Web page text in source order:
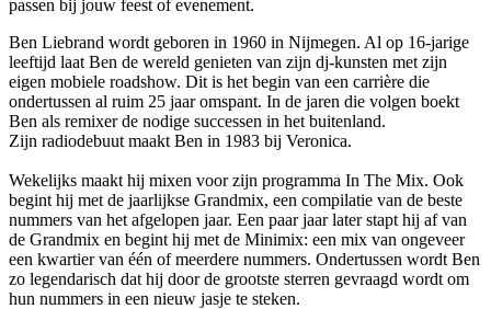
passen bij jouw feest of evenement.
Ben Liebrand wordt geboren in 1960 in Nijmegen. Al op 16-jarige
leeftijd laat Ben de wereld genieten van zijn dj-kunsten met zijn
eigen mobiele roadshow. Dit is het begin van een carrière die
ondertussen al ruim 25 jaar omspant. In de jaren die volgen boekt
Ben als remixer de nodige successen in het buitenland.
Zijn radiodebuut maakt Ben in 1983 bij Veronica.
Wekelijks maakt hij mixen voor zijn programma In The Mix. Ook
begint hij met de jaarlijkse Grandmix, een compilatie van de beste
nummers van het afgelopen jaar. Een paar jaar later stapt hij af van
de Grandmix en begint hij met de Minimix: een mix van ongeveer
een kwartier van één of meerdere nummers. Ondertussen wordt Ben
zo legendarisch dat hij door de grootste sterren gevraagd wordt om
hun nummers in een nieuw jasje te steken.